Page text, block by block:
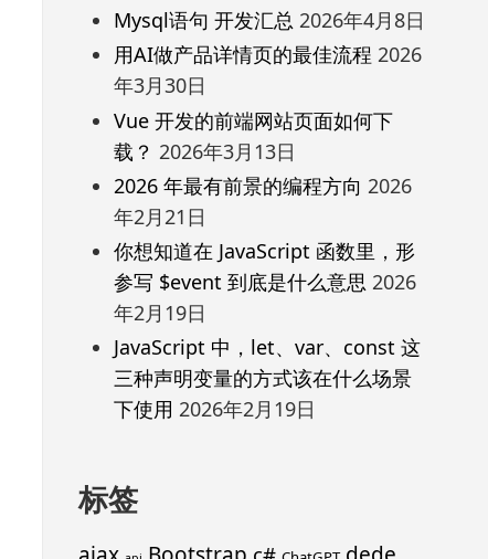
Mysql语句 开发汇总 2026年4月8日
用AI做产品详情页的最佳流程 2026
年3月30日
Vue 开发的前端网站页面如何下
载？ 2026年3月13日
2026 年最有前景的编程方向 2026
年2月21日
你想知道在 JavaScript 函数里，形
参写 $event 到底是什么意思 2026
年2月19日
JavaScript 中，let、var、const 这
三种声明变量的方式该在什么场景
下使用 2026年2月19日
标签